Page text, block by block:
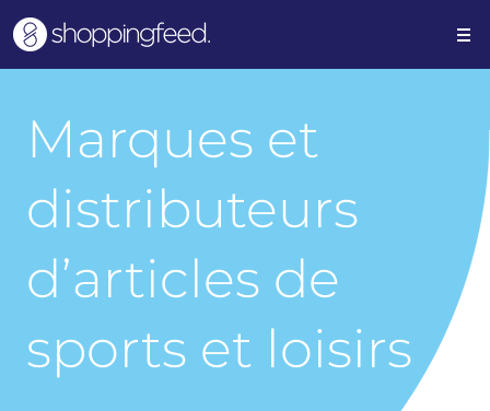
Marques et
distributeurs
d’articles de
sports et loisirs